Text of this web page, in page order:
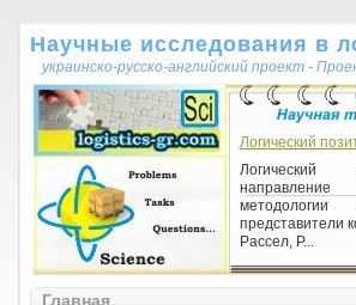
Научные исследования в
украинско-русско-английский проект -
Логический
Логический
представители
Рассел, Р...
Научная
Главная